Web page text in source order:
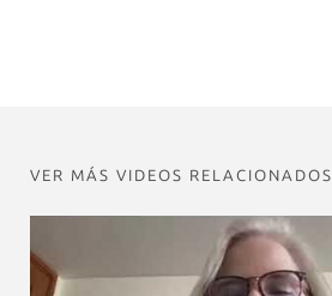
VER MÁS VIDEOS RELACIONADOS